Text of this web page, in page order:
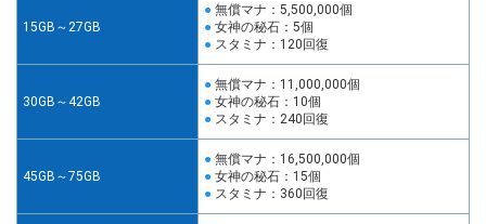
15GB～27GB
無償マナ：5,500,000個
女神の秘石：5個
スタミナ：120回復
30GB～42GB
無償マナ：11,000,000個
女神の秘石：10個
スタミナ：240回復
45GB～75GB
無償マナ：16,500,000個
女神の秘石：15個
スタミナ：360回復